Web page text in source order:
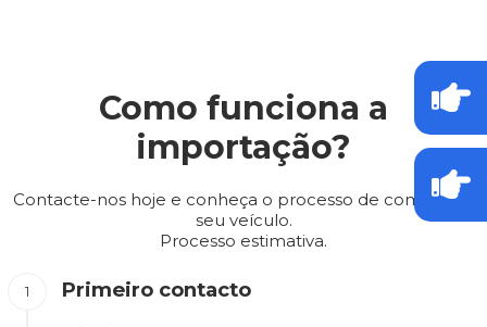
Como funciona a
importação?
Contacte-nos hoje e conheça o processo de compra do
seu veículo.
Processo estimativa.
Primeiro contacto